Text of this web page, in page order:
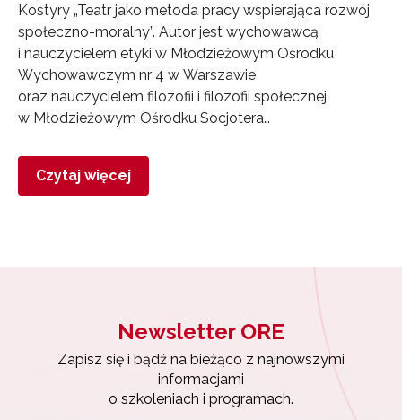
Kostyry „Teatr jako metoda pracy wspierająca rozwój
społeczno-moralny”. Autor jest wychowawcą
i nauczycielem etyki w Młodzieżowym Ośrodku
Wychowawczym nr 4 w Warszawie
oraz nauczycielem filozofii i filozofii społecznej
w Młodzieżowym Ośrodku Socjotera…
Czytaj więcej
Newsletter ORE
Zapisz się i bądź na bieżąco z najnowszymi
informacjami
o szkoleniach i programach.